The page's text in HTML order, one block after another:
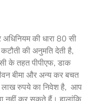
की धारा 80 सी
की अनुमति देती है,
के तहत पीपीएफ, डाक
बीमा और अन्य कर बचत
लाख रुपये का निवेश है,  आप